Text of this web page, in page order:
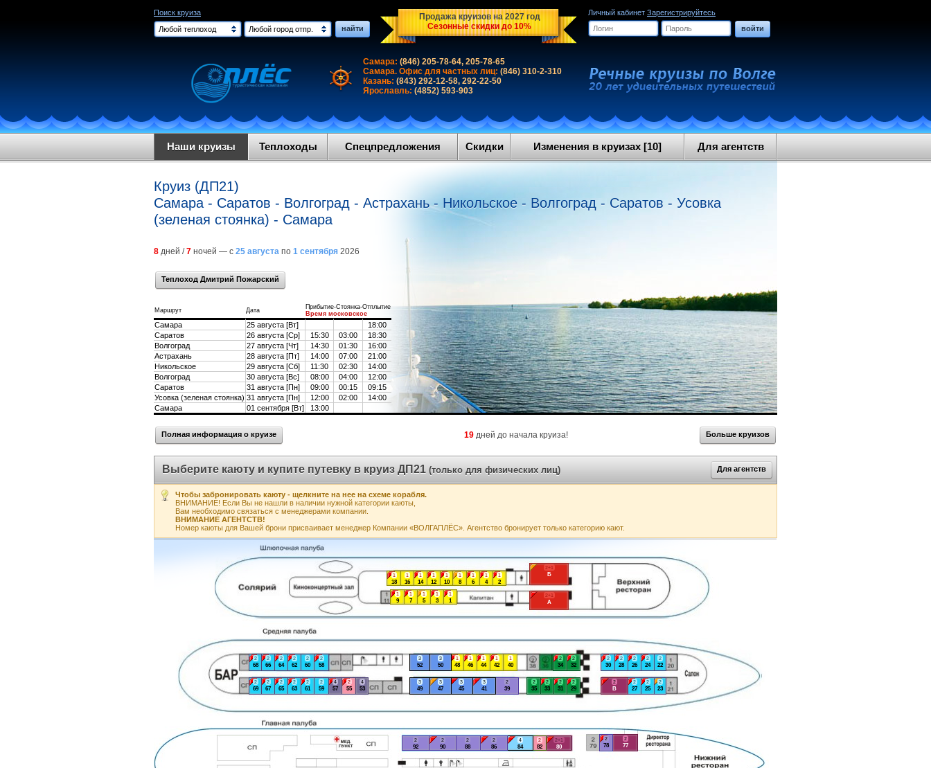
Поиск круиза
Любой теплоход
Любой город отпр. найти
Продажа круизов на 2027 год
Сезонные скидки до 10%
Личный кабинет Зарегистрируйтесь
войти
Самара: (846) 205-78-64, 205-78-65
Самара. Офис для частных лиц: (846) 310-2-310
Казань: (843) 292-12-58, 292-22-50
Ярославль: (4852) 593-903
Наши круизы Теплоходы Спецпредложения Скидки Изменения в круизах [10] Для агентств
Круиз (ДП21)
Самара - Саратов - Волгоград - Астрахань - Никольское - Волгоград - Саратов - Усовка
(зеленая стоянка) - Самара
8 дней /7 ночей — с 25 августа по 1 сентября 2026
Теплоход Дмитрий Пожарский
Маршрут Дата
Прибытие-Стоянка-Отплытие
Время московское
Самара 25 августа [Вт]
18:00
Саратов
26 августа [Ср] 15:30 03:00
18:30
Волгоград
27 августа [Чт] 14:30 01:30
16:00
Астрахань
28 августа [Пт] 14:00 07:00
21:00
Никольское
29 августа [Сб] 11:30 02:30
14:00
Волгоград
30 августа [Вс] 08:00 04:00
12:00
Саратов
31 августа [Пн] 09:00 00:15
09:15
Усовка (зеленая стоянка) 31 августа [Пн] 12:00 02:00
14:00
Самара
01 сентября [Вт] 13:00
Полная информация о круизе 19 дней до начала круиза! Больше круизов
Выберите каюту и купите путевку в круиз ДП21 (только для физических лиц) Для агентств
Чтобы забронировать каюту - щелкните на нее на схеме корабля.
ВНИМАНИЕ! Если Вы не нашли в наличии нужной категории каюты,
Вам необходимо связаться с менеджерами компании.
ВНИМАНИЕ АГЕНТСТВ!
Номер каюты для Вашей брони присваивает менеджер Компании «ВОЛГАПЛЁС». Агентство бронирует только категорию кают.
1
1
1
10
1
12
1
14
1
16
1
18
1
2
2
22
2
23
2
24
2
25
2
26
2
27
2
28
2
29
1
3
2
30
2
31
2
32
2
33
2
34
2
35
2
39
1
4
1
40
3
41
1
42
1
44
3
45
1
46
3
47
1
48
3
49
1
5
3
50
3
52
4
53
2
55
4
57
2
58
2
59
1
6
2
60
2
61
2
62
2
63
2
64
2
65
2
66
2
67
2
68
2
69
1
7
2
77
2
78
1
8
2+1
80
2
82
4
84
2
86
2
88
1
9
2
90
2
92
2+1
А
2+1
Б
2
В